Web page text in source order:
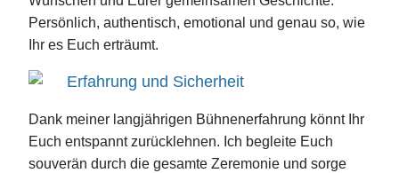
Persönlich, authentisch, emotional und genau so, wie
Ihr es Euch erträumt.
Erfahrung und Sicherheit
Dank meiner langjährigen Bühnenerfahrung könnt Ihr
Euch entspannt zurücklehnen. Ich begleite Euch
souverän durch die gesamte Zeremonie und sorge